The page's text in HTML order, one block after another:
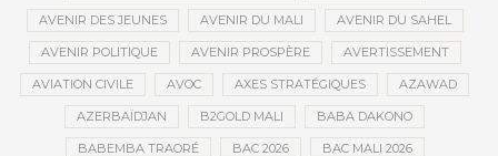
AVENIR DES JEUNES AVENIR DU MALI AVENIR DU SAHEL
AVENIR POLITIQUE AVENIR PROSPÈRE AVERTISSEMENT
AVIATION CIVILE AVOC AXES STRATÉGIQUES AZAWAD
AZERBAÏDJAN B2GOLD MALI BABA DAKONO
BABEMBA TRAORÉ BAC 2026 BAC MALI 2026